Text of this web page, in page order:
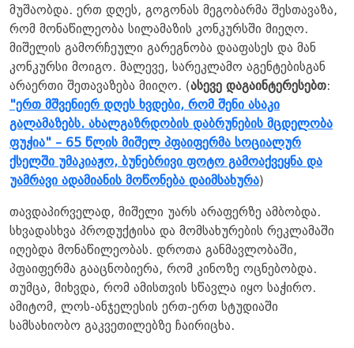
მუშაობდა. ერთ დღეს, გოგონას მეგობარმა შესთავაზა,
რომ მონაწილეობა სილამაზის კონკურსში მიეღო.
მიშელის გამორჩეული გარეგნობა დააფასეს და მან
კონკურსი მოიგო. მალევე, სარეკლამო აგენტებისგან
არაერთი შეთავაზება მიიღო. (ასევე დაგაინტერესებთ:
"ერთ მშვენიერ დღეს ხვდები, რომ შენი ასაკი
გალამაზებს. ახალგაზრდობის დაბრუნების მცდელობა
ფუჭია" – 65 წლის მიშელ პფაიფერმა სოციალურ
ქსელში უმაკიაჟო, ბუნებრივი ფოტო გამოაქვეყნა და
უამრავი ადამიანის მოწონება დაიმსახურა)
თავდაპირველად, მიშელი უარს არაფერზე ამბობდა.
სხვადასხვა პროდუქტისა და მომსახურების რეკლამაში
იღებდა მონაწილეობას. დროთა განმავლობაში,
პფაიფერმა გააცნობიერა, რომ კინოზე ოცნებობდა.
თუმცა, მიხვდა, რომ ამისთვის სწავლა იყო საჭირო.
ამიტომ, ლოს-ანჯელესის ერთ-ერთ სტუდიაში
სამსახიობო გაკვეთილებზე ჩაირიცხა.